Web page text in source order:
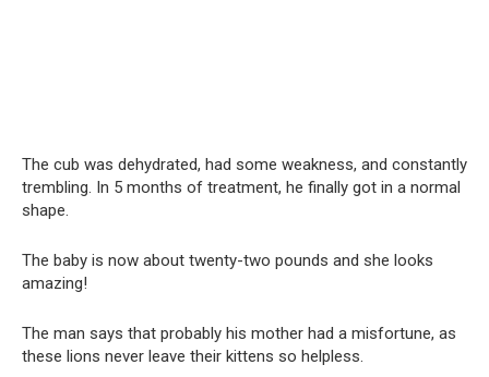
The cub was dehydrated, had some weakness, and constantly
trembling. In 5 months of treatment, he finally got in a normal
shape.
The baby is now about twenty-two pounds and she looks
amazing!
The man says that probably his mother had a misfortune, as
these lions never leave their kittens so helpless.